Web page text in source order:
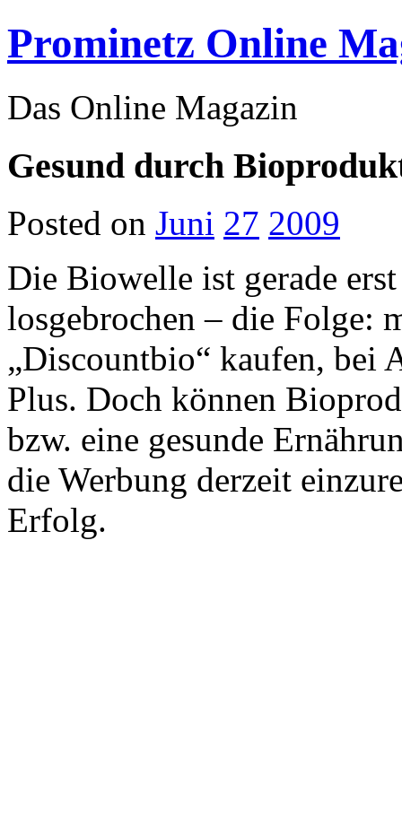
Prominetz Online
Das Online Magazin
Gesund durch
Posted on Juni 27 2009
Die Biowelle ist gerade
losgebrochen – die Folge:
„Discountbio“ kaufen, bei
Plus. Doch können
bzw. eine gesunde
die Werbung derzeit
Erfolg.